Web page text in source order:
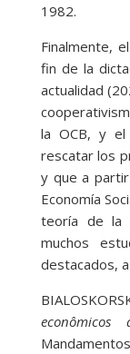
1982.
Finalmente,
fin de la
actualidad
la OCB, y el
rescatar los
y que a
Economía
teoría de la
muchos
destacados,
econômicos